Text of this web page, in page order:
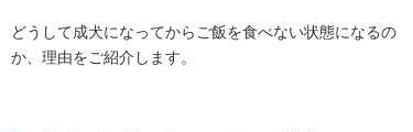
どうして成犬になってからご飯を食べない状態になるの
か、理由をご紹介します。